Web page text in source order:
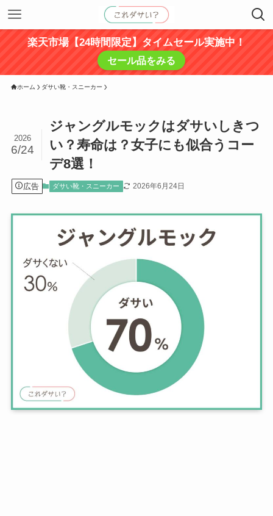
楽天市場【24時間限定】タイムセール実施中！
セール品をみる
ホーム ダサい靴・スニーカー
ジャングルモックはダサいしきつ
い？寿命は？女子にも似合うコー
デ8選！
2026
6/24
広告 ダサい靴・スニーカー 2026年6月24日